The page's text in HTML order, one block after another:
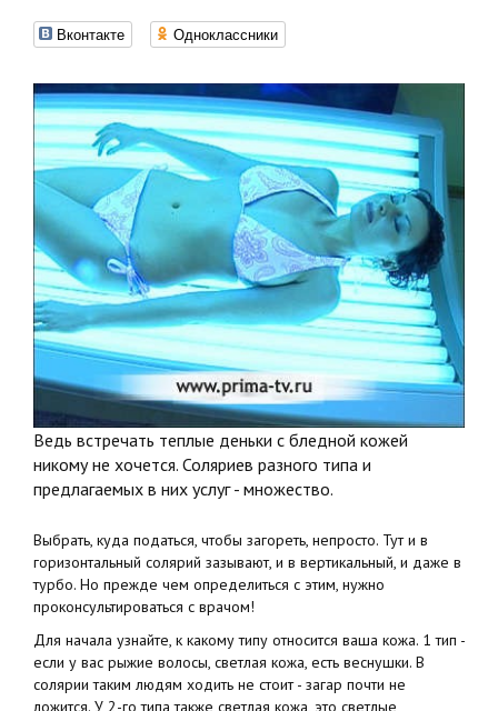
Вконтакте Одноклассники
Ведь встречать теплые деньки с бледной кожей
никому не хочется. Соляриев разного типа и
предлагаемых в них услуг - множество.
Выбрать, куда податься, чтобы загореть, непросто. Тут и в
горизонтальный солярий зазывают, и в вертикальный, и даже в
турбо. Но прежде чем определиться с этим, нужно
проконсультироваться с врачом!
Для начала узнайте, к какому типу относится ваша кожа. 1 тип -
если у вас рыжие волосы, светлая кожа, есть веснушки. В
солярии таким людям ходить не стоит - загар почти не
ложится. У 2-го типа также светлая кожа, это светлые